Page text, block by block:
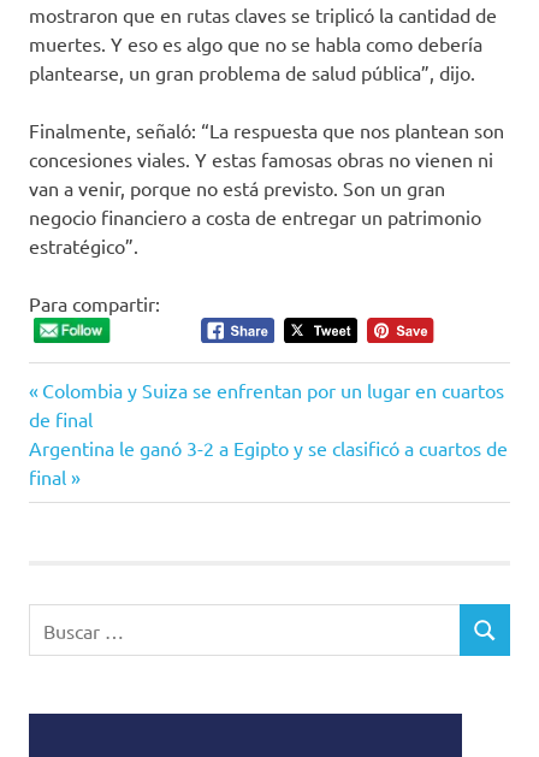
mostraron que en rutas claves se triplicó la cantidad de
muertes. Y eso es algo que no se habla como debería
plantearse, un gran problema de salud pública”, dijo.
Finalmente, señaló: “La respuesta que nos plantean son
concesiones viales. Y estas famosas obras no vienen ni
van a venir, porque no está previsto. Son un gran
negocio financiero a costa de entregar un patrimonio
estratégico”.
Para compartir:
Navegación
de
entradas
Entrada
anterior:
Colombia y Suiza se enfrentan por un lugar en cuartos
de final
Siguiente
entrada:
Argentina le ganó 3-2 a Egipto y se clasificó a cuartos de
final
BUSCAR